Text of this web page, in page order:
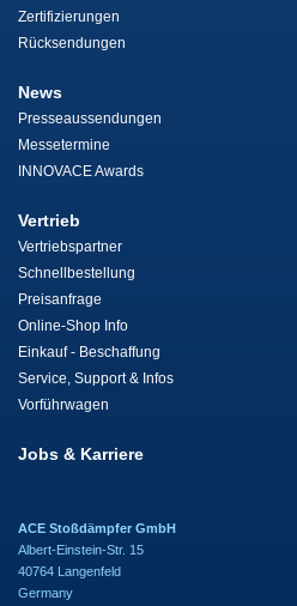
Zertifizierungen
Rücksendungen
News
Presseaussendungen
Messetermine
INNOVACE Awards
Vertrieb
Vertriebspartner
Schnellbestellung
Preisanfrage
Online-Shop Info
Einkauf - Beschaffung
Service, Support & Infos
Vorführwagen
Jobs & Karriere
ACE Stoßdämpfer GmbH
Albert-Einstein-Str. 15
40764 Langenfeld
Germany